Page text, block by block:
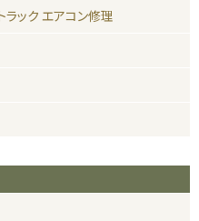
ラック エアコン修理